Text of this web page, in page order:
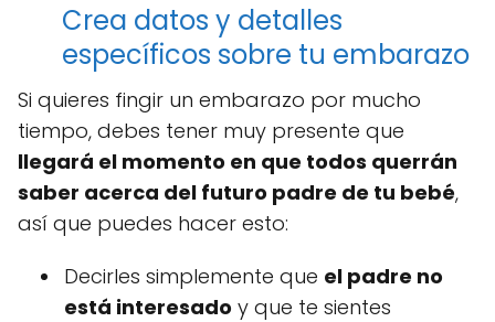
Crea datos y detalles
específicos sobre tu embarazo
Si quieres fingir un embarazo por mucho
tiempo, debes tener muy presente que
llegará el momento en que todos querrán
saber acerca del futuro padre de tu bebé,
así que puedes hacer esto:
Decirles simplemente que el padre no
está interesado y que te sientes